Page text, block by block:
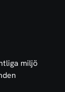
miljö